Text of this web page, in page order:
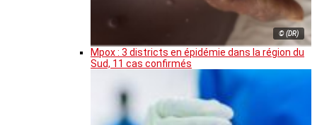
© (DR)
Mpox : 3 districts en épidémie dans la région du
Sud, 11 cas confirmés